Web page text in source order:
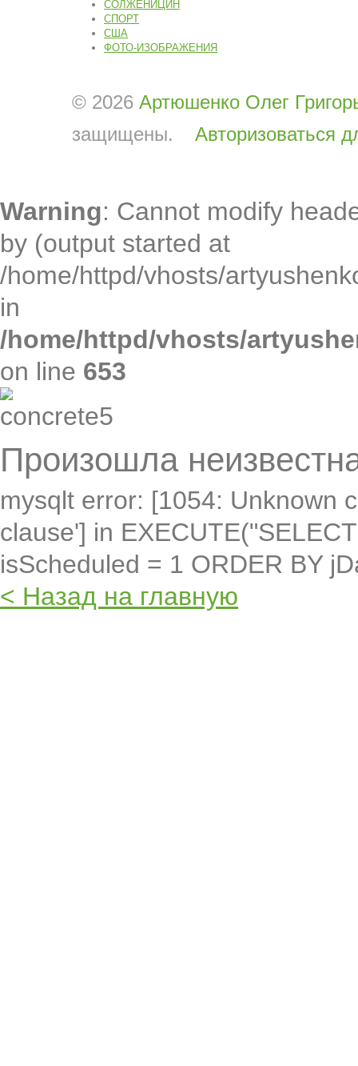
СОЛЖЕНИЦИН
СПОРТ
США
ФОТО-ИЗОБРАЖЕНИЯ
© 2026 Артюшенко Олег
защищены.
Авторизоваться
Warning: Cannot modify
by (output started at
/home/httpd/vhosts/
in
/home/httpd/vhosts/
on line 653
Произошла
mysqlt error: [1054: Unknown
clause'] in
isScheduled = 1 ORDER BY
< Назад на главную